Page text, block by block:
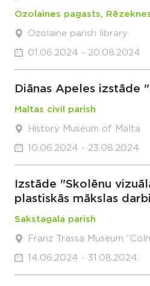
Ozolaines pagasts,
Ozolaine parish library
01.06.2024 - 20.08.2024
Diānas Apeles izstāde
Maltas civil parish
History Museum of Malta
10.06.2024 - 23.08.2024
Izstāde "Skolēnu
plastiskās mākslas
Sakstagala parish
Franz Trassa Museum
14.06.2024 - 31.08.2024